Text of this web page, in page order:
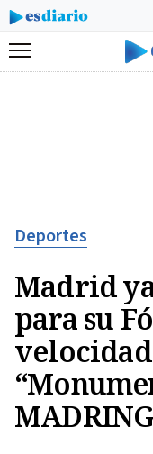
Menú
Deportes
Madrid
para su
MADRING